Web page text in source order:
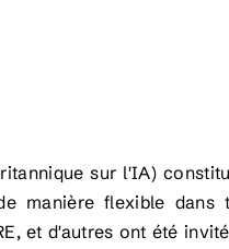
sur l'IA)
manière flexible dans
et d'autres ont été